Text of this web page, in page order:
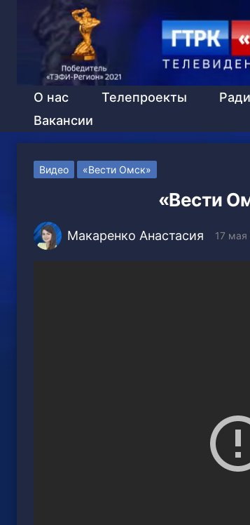
О нас Телепроекты
Вакансии
Видео «Вести Омск»
«Вести
Макаренко Анастасия 17 мая